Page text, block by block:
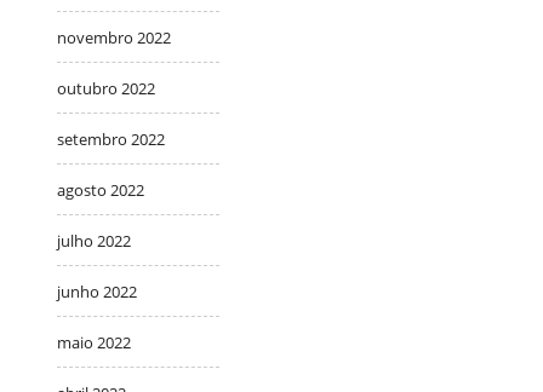
novembro 2022
outubro 2022
setembro 2022
agosto 2022
julho 2022
junho 2022
maio 2022